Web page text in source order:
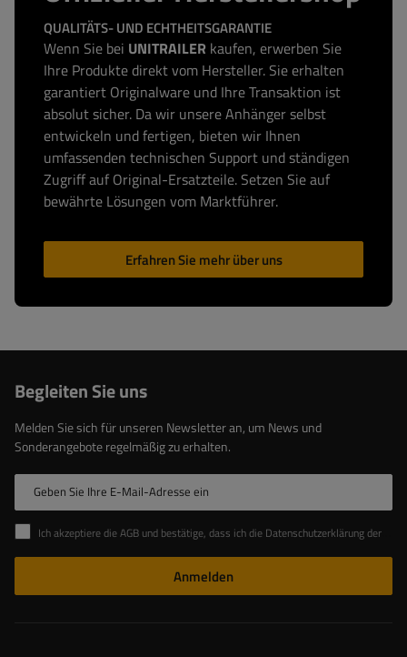
QUALITÄTS- UND ECHTHEITSGARANTIE
Wenn Sie bei UNITRAILER kaufen, erwerben Sie
Ihre Produkte direkt vom Hersteller. Sie erhalten
garantiert Originalware und Ihre Transaktion ist
absolut sicher. Da wir unsere Anhänger selbst
entwickeln und fertigen, bieten wir Ihnen
umfassenden technischen Support und ständigen
Zugriff auf Original-Ersatzteile. Setzen Sie auf
bewährte Lösungen vom Marktführer.
Erfahren Sie mehr über uns
Begleiten Sie uns
Melden Sie sich für unseren Newsletter an, um News und
Sonderangebote regelmäßig zu erhalten.
Geben Sie Ihre E-Mail-Adresse ein
Ich akzeptiere die AGB und bestätige, dass ich die Datenschutzerklärung der Website zur Kenntnis genommen habe
Anmelden